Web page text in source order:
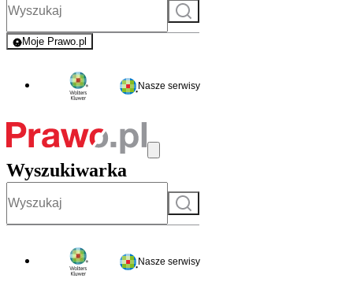
Szukaj
Moje Prawo.pl
- rejestracja i logowanie do serwisu
Nasze serwisy
Wyszukiwarka
Szukaj
Nasze serwisy